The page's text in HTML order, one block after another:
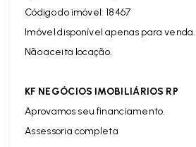
Código do imóvel: 18467
Imóvel disponível apenas para venda.
Não aceita locação.
KF NEGÓCIOS IMOBILIÁRIOS RP
Aprovamos seu financiamento.
Assessoria completa